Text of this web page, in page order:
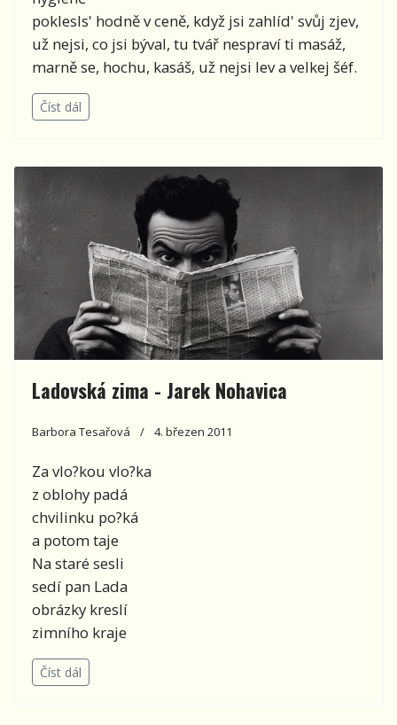
poklesls' hodně v ceně, když jsi zahlíd' svůj zjev,
už nejsi, co jsi býval, tu tvář nespraví ti masáž,
marně se, hochu, kasáš, už nejsi lev a velkej šéf.
Číst dál
Ladovská zima - Jarek Nohavica
Barbora Tesařová 4. březen 2011
Za vlo?kou vlo?ka
z oblohy padá
chvilinku po?ká
a potom taje
Na staré sesli
sedí pan Lada
obrázky kreslí
zimního kraje
Číst dál